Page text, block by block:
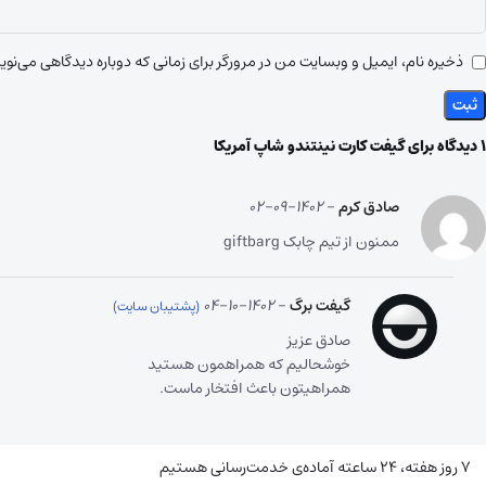
1 دیدگاه برای گیفت کارت نینتندو شاپ آمریکا
صادق کرم–
1402-09-02
ممنون از تیم چابک giftbarg
گیفت برگ–
1402-10-04
صادق عزیز
خوشحالیم که همراهمون هستید
همراهیتون باعث افتخار ماست.
ذخیره نام، ایمیل و وبسایت من در مرورگر برای زمانی که دوباره دیدگاهی
۷ روز هفته، ۲۴ ساعته آماده‌ی خدمت‌رسانی هستیم